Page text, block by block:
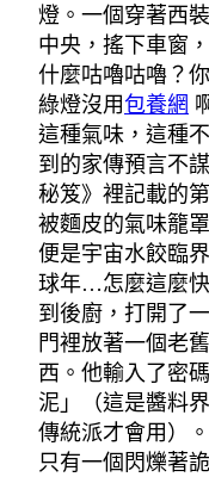
燈。一個穿著西
中央，搖下車窗
什麼咕嚕咕嚕？
綠燈沒用包養網
這種氣味，這種
到的家傳預言不
秘笈》裡記載的
被麵皮的氣味籠
便是宇宙水餃臨
球年…怎麼這麼
到後廚，打開了
門裡放著一個老
西。他輸入了密
泥」（這是醬料
傳統派才會用）
只有一個閃爍著